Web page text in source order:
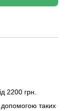
2200 грн.
допомогою таких